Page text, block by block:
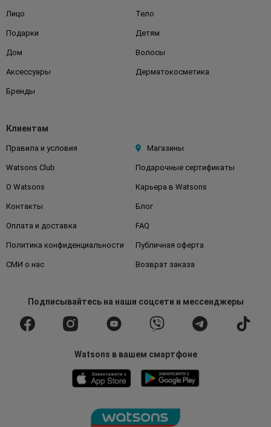
Лицо Тело
Подарки Детям
Дом Волосы
Аксессуары Дерматокосметика
Бренды
Клиентам
Правила и условия Магазины
Watsons Club Подарочные сертификаты
О Watsons Карьера в Watsons
Контакты Блог
Оплата и доставка FAQ
Политика конфиденциальности Публичная оферта
СМИ о нас Возврат заказа
Подписывайтесьна наши соцсети и мессенджеры
Watsons в вашем смартфоне